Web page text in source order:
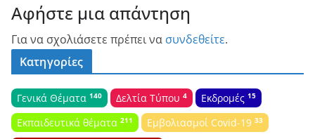
Αφήστε μια απάντηση
Για να σχολιάσετε πρέπει να συνδεθείτε.
Κατηγορίες
Γενικά Θέματα 140 Δελτία Τύπου 4 Εκδρομές 15
Εκπαιδευτικά θέματα 211 Εμβολιασμοί Covid-19 33